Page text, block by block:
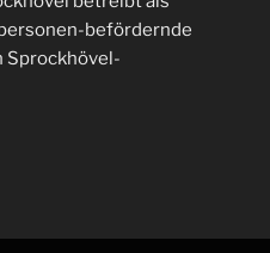
befördernde
Sprockhövel-